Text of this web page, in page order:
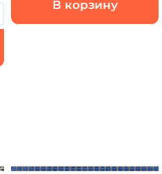
В корзину